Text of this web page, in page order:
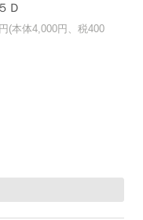
Ｄ
(本体4,000円、税400